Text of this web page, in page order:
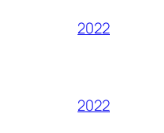
2022
2022